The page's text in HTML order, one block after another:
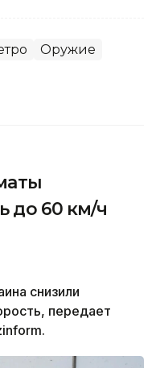
Оружие
до 60 км/ч
снизили
передает